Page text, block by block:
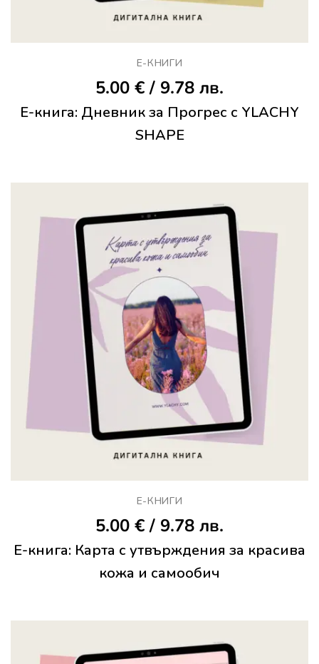
Е-КНИГИ
5.00 €/ 9.78 лв.
Е-книга: Дневник за Прогрес с YLACHY
SHAPE
Е-КНИГИ
5.00 €/ 9.78 лв.
Е-книга: Карта с утвърждения за красива
кожа и самообич